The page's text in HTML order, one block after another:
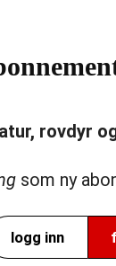
rovdyr
som ny
logg inn